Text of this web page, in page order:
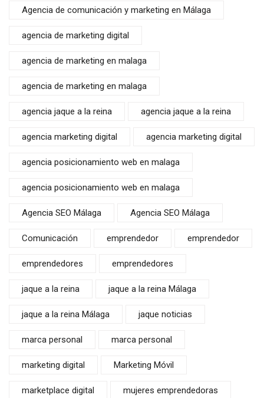
Agencia de comunicación y marketing en Málaga
agencia de marketing digital
agencia de marketing en malaga
agencia de marketing en malaga
agencia jaque a la reina agencia jaque a la reina
agencia marketing digital agencia marketing digital
agencia posicionamiento web en malaga
agencia posicionamiento web en malaga
Agencia SEO Málaga Agencia SEO Málaga
Comunicación emprendedor emprendedor
emprendedores emprendedores
jaque a la reina jaque a la reina Málaga
jaque a la reina Málaga jaque noticias
marca personal marca personal
marketing digital Marketing Móvil
marketplace digital mujeres emprendedoras